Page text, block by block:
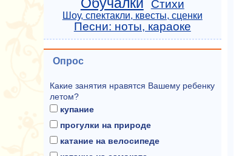
Стихи
Шоу, спектакли, квесты, сценки
Песни: ноты, караоке
Опрос
Какие занятия нравятся Вашему ребенку
летом?
купание
прогулки на природе
катание на велосипеде